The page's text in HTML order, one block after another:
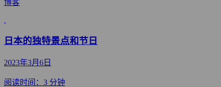
博客
日本的独特景点和节日
2023年3月6日
阅读时间：3 分钟